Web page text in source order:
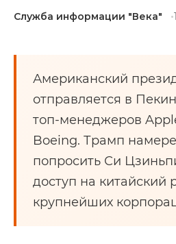
Служба информации "Века"
Американский
отправляется в
топ-менеджеров
Boeing. Трамп
попросить Си
доступ на китайский
крупнейших